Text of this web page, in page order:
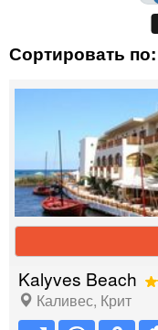
Сортировать по:
Kalyves Beach
Каливес, Крит